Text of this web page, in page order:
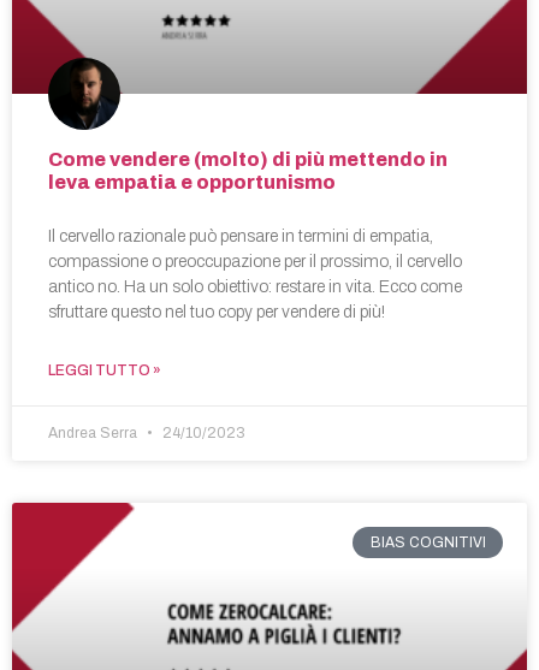
Come vendere (molto) di più mettendo in
leva empatia e opportunismo
Il cervello razionale può pensare in termini di empatia,
compassione o preoccupazione per il prossimo, il cervello
antico no. Ha un solo obiettivo: restare in vita. Ecco come
sfruttare questo nel tuo copy per vendere di più!
LEGGI TUTTO »
Andrea Serra 24/10/2023
BIAS COGNITIVI